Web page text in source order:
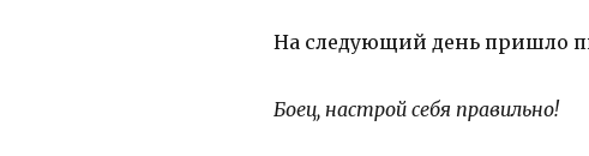
На следующий день пришло
Боец, настрой себя правильно!